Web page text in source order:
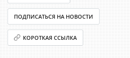
ПОДПИСАТЬСЯ НА НОВОСТИ
КОРОТКАЯ ССЫЛКА